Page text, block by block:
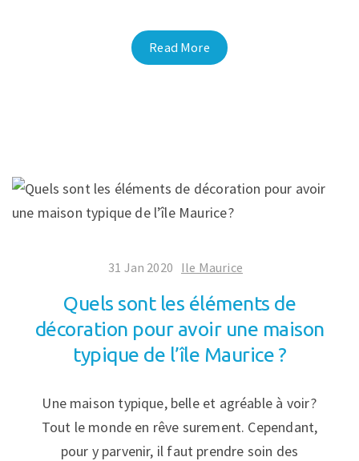
Read More
31 Jan 2020 Ile Maurice
Quels sont les éléments de
décoration pour avoir une maison
typique de l’île Maurice ?
Une maison typique, belle et agréable à voir ?
Tout le monde en rêve surement. Cependant,
pour y parvenir, il faut prendre soin des